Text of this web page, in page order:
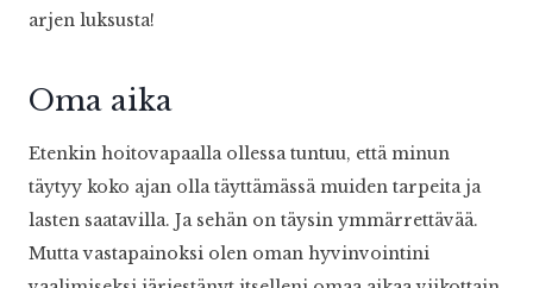
arjen luksusta!
Oma aika
Etenkin hoitovapaalla ollessa tuntuu, että minun
täytyy koko ajan olla täyttämässä muiden tarpeita ja
lasten saatavilla. Ja sehän on täysin ymmärrettävää.
Mutta vastapainoksi olen oman hyvinvointini